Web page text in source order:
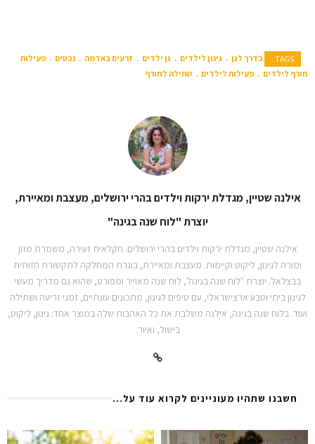
TAGS : בדרך לגן גינון לילדים גן ילדים זרעים באדמה נבטים
פעילות
חורף לילדים
פעילות לילדים שתילה לחורף
אילנה שטיין, מגדלת ירקות וילדים בהרי ירושלים, מעצבת ומאיירת,
יוצרת "לוח שנה בגינה"
אילנה שטיין, מגדלת ירקות וילדים בהרי ירושלים. חקלאית זעירה, משמרת מזון
ומורה לגינון, ליקוט וקיימות. מעצבת ומאיירת, בוגרת המחלקה לתקשורת חזותית
בבצלאל. יוצרת "לוח שנה בגינה", לוח שנה מאוייר ומפורט, שהוא גם מדריך מעשי
לגינון ביתי וטבע ארצישראלי, עם טיפים לגינון, מתכונים עונתיים, זמני זריעה ושתילה
ועוד. בלוח שנה בגינה, אילנה משלבת את כל האהבות שלה במוצר אחד: גינון, ליקוט,
בישול, ואיור.
חשבנו שתהיו מעוניינים לקרוא עוד על...